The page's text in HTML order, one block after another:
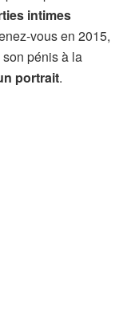
intimes
vous en 2015,
pénis à la
portrait.